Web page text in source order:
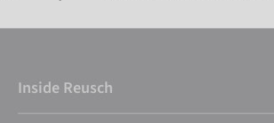
Inside Reusch